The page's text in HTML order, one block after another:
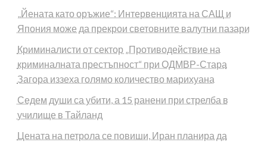
„Йената като оръжие“: Интервенцията на САЩ и
Япония може да прекрои световните валутни пазари
Криминалисти от сектор „Противодействие на
криминалната престъпност“ при ОДМВР-Стара
Загора иззеха голямо количество марихуана
Седем души са убити, а 15 ранени при стрелба в
училище в Тайланд
Цената на петрола се повиши, Иран планира да